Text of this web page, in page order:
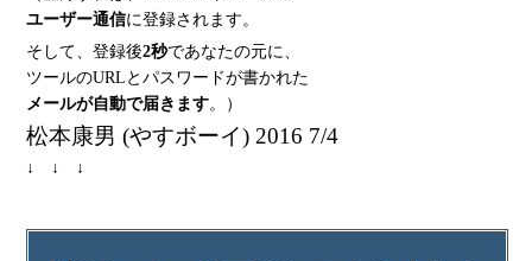
ユーザー通信に登録されます。
そして、登録後2秒であなたの元に、
ツールのURLとパスワードが書かれた
メールが自動で届きます。）
松本康男 (やすボーイ) 2016 7/4
↓ ↓ ↓